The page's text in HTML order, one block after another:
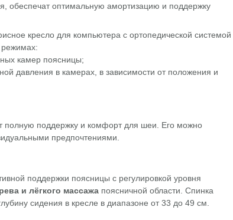
обеспечат оптимальную амортизацию и поддержку
кресло для компьютера с ортопедической системой
режимах:
камер поясницы;
давления в камерах, в зависимости от положения и
полную поддержку и комфорт для шеи. Его можно
предпочтениями.
поддержки поясницы с регулировкой уровня
и лёгкого массажа поясничной области. Спинка
сидения в кресле в диапазоне от 33 до 49 см.